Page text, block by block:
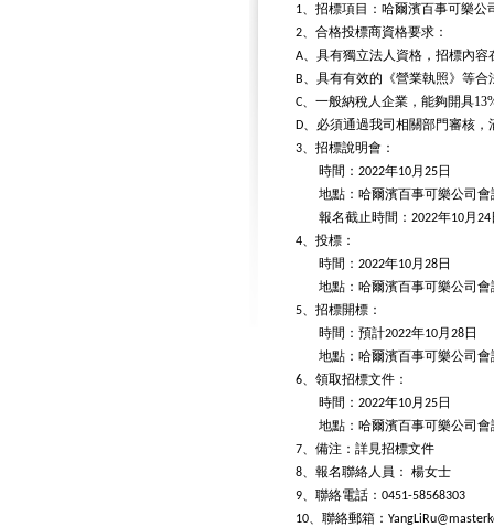
1、招標項目：哈爾濱百事可樂公
2、合格投標商資格要求：
A、具有獨立法人資格，招標內
B、具有有效的《營業執照》等
C、一般納稅人企業，能夠開具
D、必須通過我司相關部門審核
3、招標說明會：
時間： 2022年10月 25日
地點：哈爾濱百事可樂公司會
報名截止時間： 2022年10月 24
4、投標：
時間： 2022年10月 28日
地點：哈爾濱百事可樂公司會
5、招標開標：
時間：預計2022年10月 28日
地點：哈爾濱百事可樂公司會
6、領取招標文件：
時間： 2022年10月 25日
地點：哈爾濱百事可樂公司會
7、備注：詳見招標文件
8、報名聯絡人員： 楊女士
9、聯絡電話： 0451-58568303
10、聯絡郵箱：